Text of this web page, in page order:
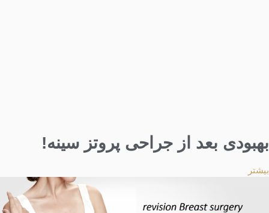
بهبودی بعد از جراحی پروتز سینه!
بیشتر